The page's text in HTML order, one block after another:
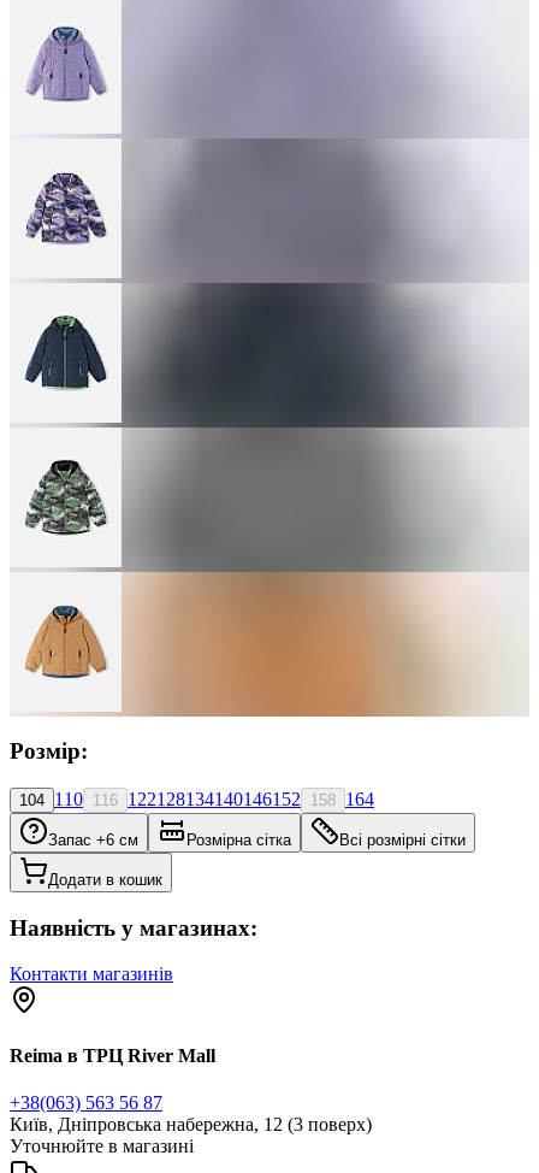
Розмір:
104 110 116 122128134140146152 158 164
Запас +6 см Розмірна сітка Всі розмірні сітки
Додати в кошик
Наявність у магазинах:
Контакти магазинів
Reima в ТРЦ River Mall
+38(063) 563 56 87
Київ, Дніпровська набережна, 12 (3 поверх)
Уточнюйте в магазині